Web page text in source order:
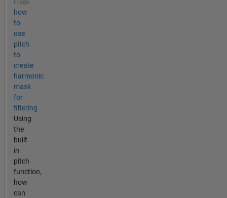
Frage
how
to
use
pitch
to
create
harmonic
mask
for
filtering
Using
the
built
in
pitch
function,
how
can